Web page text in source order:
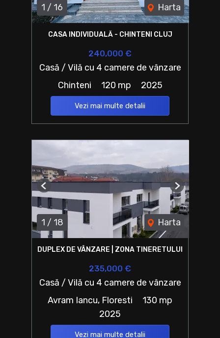
1 / 16 Harta
CASA INDIVIDUALĂ - CHINTENI CLUJ
240,000 €
Casă / Vilă cu 4 camere de vânzare
Chinteni
120 mp 2025
Vezi mai multe detalii
1 / 18 Harta
Previous Next
DUPLEX DE VÂNZARE | ZONA TINERETULUI
235,000 €
Casă / Vilă cu 4 camere de vânzare
Avram Iancu, Floresti
130 mp
2025
Vezi mai multe detalii